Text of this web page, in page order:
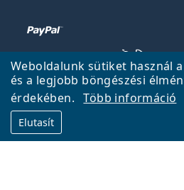
Weboldalunk sütiket használ
és a legjobb böngészési
érdekében.
Több információ
Elutasít
A Lentiamo.hu tulajdonosa és